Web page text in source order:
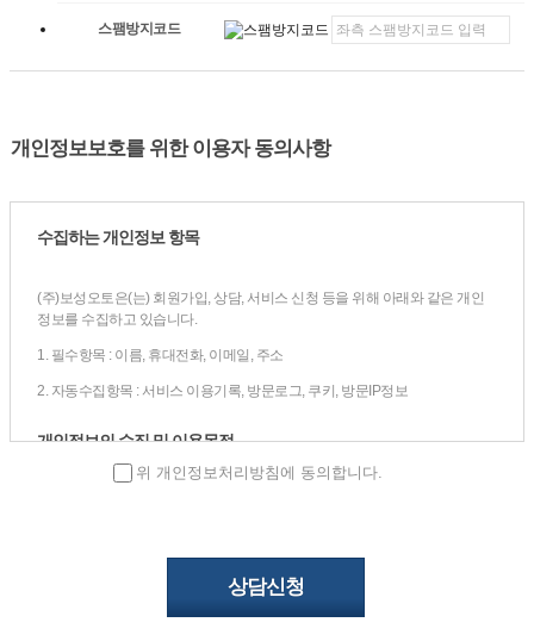
스팸방지코드
개인정보보호를 위한 이용자 동의사항
수집하는 개인정보 항목
(주)보성오토은(는) 회원가입, 상담, 서비스 신청 등을 위해 아래와 같은 개인
정보를 수집하고 있습니다.
1. 필수항목 : 이름, 휴대전화, 이메일, 주소
2. 자동수집항목 : 서비스 이용기록, 방문로그, 쿠키, 방문IP정보
개인정보의 수집 및 이용목적
위 개인정보처리방침에 동의합니다.